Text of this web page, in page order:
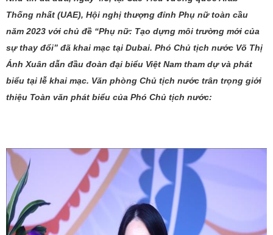
Thống nhất (UAE), Hội nghị thượng đỉnh Phụ nữ toàn cầu
năm 2023 với chủ đề “Phụ nữ: Tạo dựng môi trường mới của
sự thay đổi” đã khai mạc tại Dubai. Phó Chủ tịch nước Võ Thị
Ánh Xuân dẫn đầu đoàn đại biểu Việt Nam tham dự và phát
biểu tại lễ khai mạc. Văn phòng Chủ tịch nước trân trọng giới
thiệu Toàn văn phát biểu của Phó Chủ tịch nước: